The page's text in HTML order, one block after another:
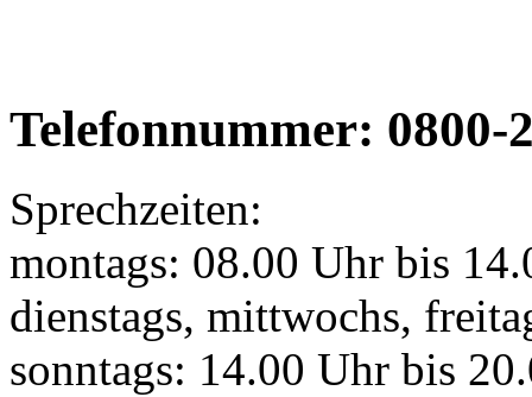
Telefonnummer: 0800-
Sprechzeiten:
montags: 08.00 Uhr bis
dienstags, mittwochs,
sonntags: 14.00 Uhr bis